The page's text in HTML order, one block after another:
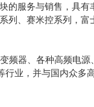
的服务与销售，具
列、赛米控系列，富
频器、各种高频电
业，并与国内众多